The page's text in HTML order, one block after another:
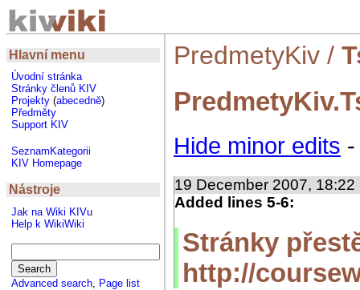
Hlavní menu
Úvodní stránka
Stránky členů KIV
Projekty (abecedně)
Předměty
Support KIV
SeznamKategorii
KIV Homepage
Nástroje
Jak na Wiki KIVu
Help k WikiWiki
Advanced search, Page list
PredmetyKiv /
Hide minor edits
19 December 2007,
Added lines 5-6:
Stránky
http://